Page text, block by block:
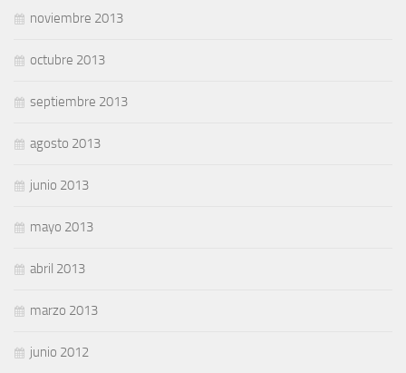
noviembre 2013
octubre 2013
septiembre 2013
agosto 2013
junio 2013
mayo 2013
abril 2013
marzo 2013
junio 2012